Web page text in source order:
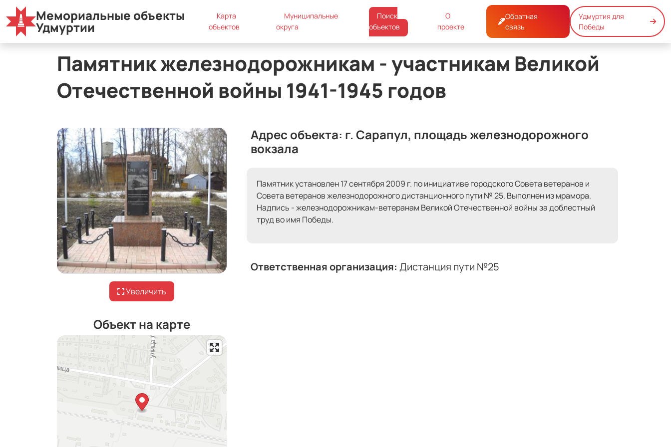
Мемориальные объекты
Удмуртии
Карта
объектов
Муниципальные
округа
Поиск
объектов
О
проекте
Обратная
связь
Удмуртия для
Победы
Муниципальные округа г. Сарапул Памятник железнодорожникам - участникам Великой Отечественной войны 1941-1945 годов
Памятник железнодорожникам - участникам Великой
Отечественной войны 1941-1945 годов
Увеличить
Увеличить
Объект на карте
Адрес объекта: г. Сарапул, площадь железнодорожного
вокзала
Памятник установлен 17 сентября 2009 г. по инициативе городского Совета ветеранов и
Совета ветеранов железнодорожного дистанционного пути № 25. Выполнен из мрамора.
Надпись - железнодорожникам-ветеранам Великой Отечественной войны за доблестный
труд во имя Победы.
Ответственная организация: Дистанция пути №25